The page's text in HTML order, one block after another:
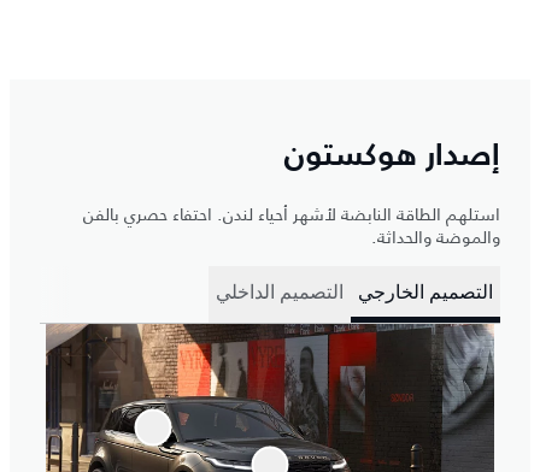
إصدار هوكستون
استلهم الطاقة النابضة لأشهر أحياء لندن. احتفاء حصري بالفن
والموضة والحداثة.
التصميم الخارجي التصميم الداخلي